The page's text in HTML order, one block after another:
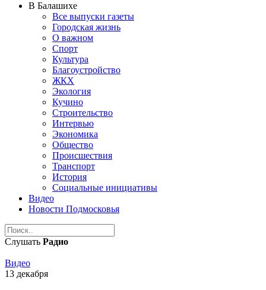
В Балашихе
Все выпуски газеты
Городская жизнь
О важном
Спорт
Культура
Благоустройство
ЖКХ
Экология
Кучино
Строительство
Интервью
Экономика
Общество
Происшествия
Транспорт
История
Социальные инициативы
Видео
Новости Подмосковья
Слушать Радио
Видео
13 декабря